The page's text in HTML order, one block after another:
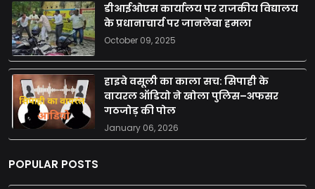
डीआईओएस कार्यालय पर राजकीय विद्यालय
के प्रधानाचार्य पर जानलेवा हमला
October 09, 2025
हाइवे वसूली का काला सच: सिपाही के
वायरल ऑडियो ने खोला पुलिस–अफसर
गठजोड़ की पोल
January 06, 2026
POPULAR POSTS